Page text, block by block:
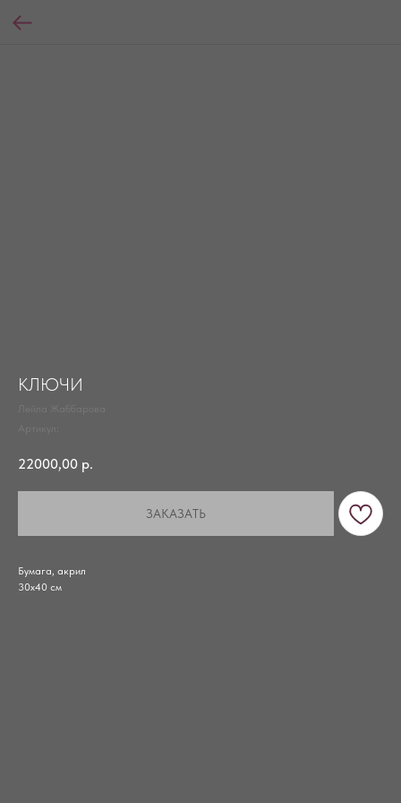
КЛЮЧИ
22000,00 р.
ЗАКАЗАТЬ
Бумага, акрил
30х40 см